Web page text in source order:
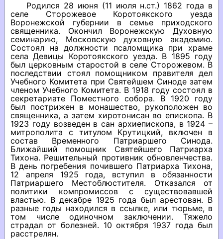
Родился 28 июня (11 июля н.ст.) 1862 года в
селе Сторожевое Коротоякского уезда
Воронежской губернии в семье приходского
священника. Окончил Воронежскую Духовную
семинарию, Московскую духовную академию.
Состоял на должности псаломщика при храме
села Девицы Коротоякского уезда. В 1895 году
был церковным старостой в селе Сторожевом. В
последствии стоял помощником правителя дел
Учебного Комитета при Святейшем Синоде затем
членом Учебного Комитета. В 1918 году состоял в
секретариате Поместного собора. В 1920 году
был пострижен в монашество, рукоположен во
священника, а затем хиротонисан во епископа. В
1923 году возведен в сан архиепископа, в 1924 –
митрополита с титулом Крутицкий, включен в
состав Временного Патриаршего Синода.
Ближайший помощник Святейшего Патриарха
Тихона. Решительный противник обновленчества.
В день погребения почившего Патриарха Тихона,
12 апреля 1925 года, вступил в обязанности
Патриаршего Местоблюстителя. Отказался от
политики компромиссов с существовавшей
властью. В декабре 1925 года был арестован. В
разные годы находился в ссылке, или тюрьме, в
том числе одиночном заключении. Тяжело
страдал от болезней. 10 октября 1937 года был
расстрелян.